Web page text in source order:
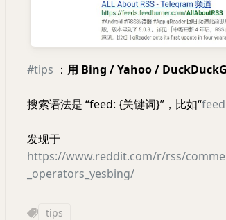
#tips ： 用 Bing / Yahoo /
搜索语法是 “feed: {关键词}”，比如“
发现于
https://www.reddit.com/r/rss/
_operators_yesbing/
tips